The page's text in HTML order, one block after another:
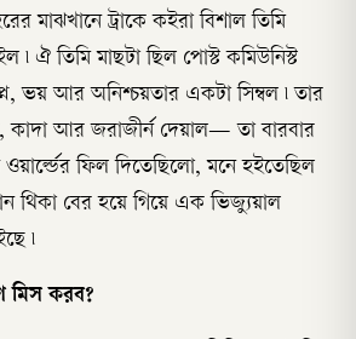
মাঝখানে ট্রাকে কইরা বিশাল তিমি
৷ ঐ তিমি মাছটা ছিল পোস্ট কমিউনিস্ট
ভয় আর অনিশ্চয়তার একটা সিম্বল ৷ তার
কাদা আর জরাজীর্ন দেয়াল— তা বারবার
ফিল দিতেছিলো, মনে হইতেছিল
থিকা বের হয়ে গিয়ে এক ভিজ্যুয়াল
৷
মিস করব?